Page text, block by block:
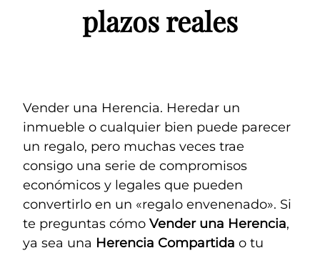
plazos reales
Vender una Herencia. Heredar un
inmueble o cualquier bien puede parecer
un regalo, pero muchas veces trae
consigo una serie de compromisos
económicos y legales que pueden
convertirlo en un «regalo envenenado». Si
te preguntas cómo Vender una Herencia,
ya sea una Herencia Compartida o tu